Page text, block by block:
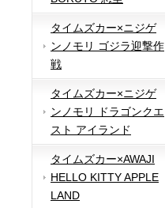
タイムズカー×ニジゲ
ンノモリ ゴジラ迎撃作
戦
タイムズカー×ニジゲ
ンノモリ ドラゴンクエ
スト アイランド
タイムズカー×AWAJI
HELLO KITTY APPLE
LAND